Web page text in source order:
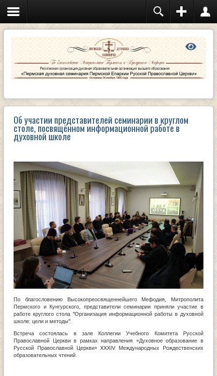
Об участии представителей семинарии в круглом
столе, посвящённом информационной работе в
духовной школе
По благословению Высокопреосвященнейшего Мефодия, Митрополита
Пермского и Кунгурского, представители семинарии приняли участие в
работе круглого стола "Организация информационной работы в духовной
школе: цели и методы".
Встреча состоялась в зале Коллегии Учебного Комитета Русской
Православной Церкви в рамках направления «Духовное образование в
Русской Православной Церкви» XXXIV Международных Рождественских
образовательных чтений.